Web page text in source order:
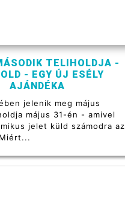
TELIHOLDJA -
- EGY ÚJ ESÉLY
AJÁNDÉKA
jelenik meg május
május 31-én - amivel
jelet küld számodra az